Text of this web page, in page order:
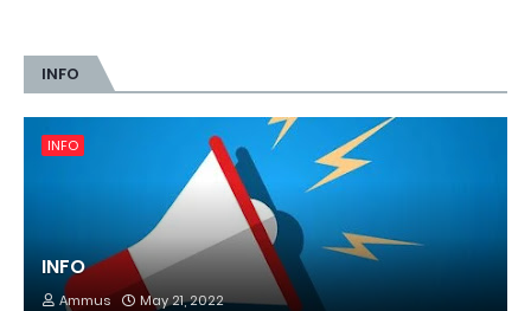
INFO
INFO
INFO
Ammus May 21, 2022